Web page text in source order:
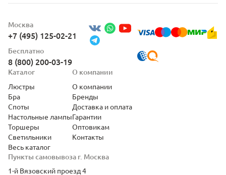
Москва
+7 (495) 125-02-21
Бесплатно
8 (800) 200-03-19
Пункты самовывоза г. Москва
1-й Вязовский проезд 4
Каталог
Люстры
Бра
Споты
Настольные лампы
Торшеры
Светильники
Весь каталог
О компании
О компании
Бренды
Доставка и оплата
Гарантии
Оптовикам
Контакты